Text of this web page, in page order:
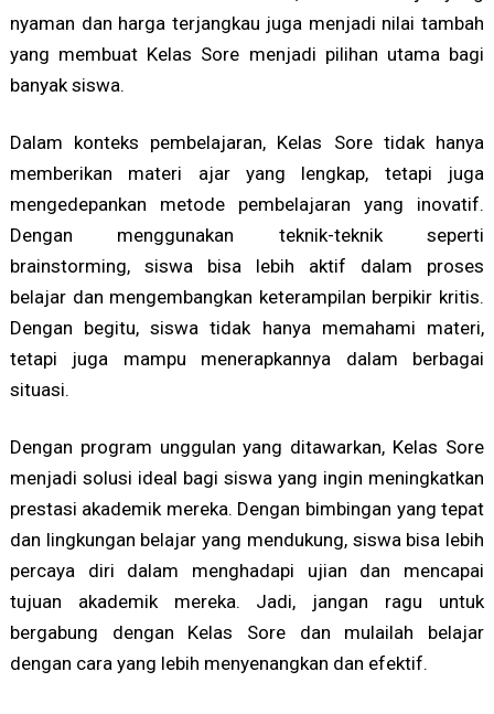
nyaman dan harga terjangkau juga menjadi nilai tambah
yang membuat Kelas Sore menjadi pilihan utama bagi
banyak siswa.
Dalam konteks pembelajaran, Kelas Sore tidak hanya
memberikan materi ajar yang lengkap, tetapi juga
mengedepankan metode pembelajaran yang inovatif.
Dengan menggunakan teknik-teknik seperti
brainstorming, siswa bisa lebih aktif dalam proses
belajar dan mengembangkan keterampilan berpikir kritis.
Dengan begitu, siswa tidak hanya memahami materi,
tetapi juga mampu menerapkannya dalam berbagai
situasi.
Dengan program unggulan yang ditawarkan, Kelas Sore
menjadi solusi ideal bagi siswa yang ingin meningkatkan
prestasi akademik mereka. Dengan bimbingan yang tepat
dan lingkungan belajar yang mendukung, siswa bisa lebih
percaya diri dalam menghadapi ujian dan mencapai
tujuan akademik mereka. Jadi, jangan ragu untuk
bergabung dengan Kelas Sore dan mulailah belajar
dengan cara yang lebih menyenangkan dan efektif.